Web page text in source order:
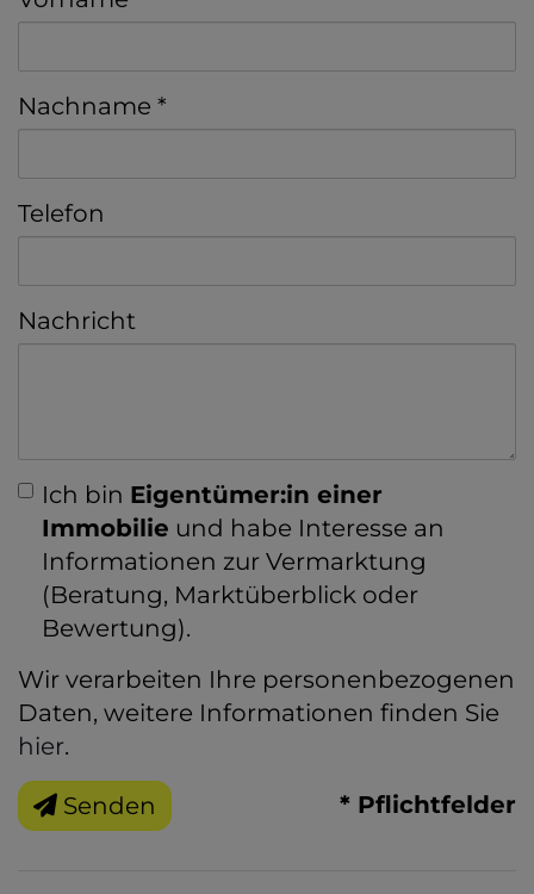
Nachname
Telefon
Nachricht
Ich bin Eigentümer:in einer
Immobilie und habe Interesse an
Informationen zur Vermarktung
(Beratung, Marktüberblick oder
Bewertung).
Wir verarbeiten Ihre personenbezogenen
Daten, weitere Informationen finden Sie
hier.
Senden * Pflichtfelder